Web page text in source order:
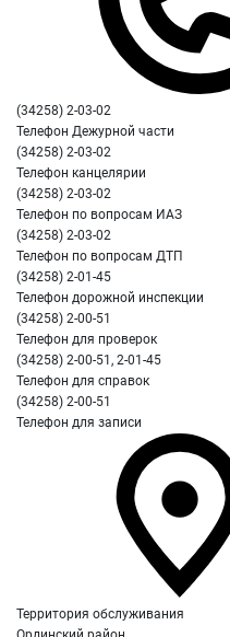
(34258) 2-03-02
Телефон Дежурной части
(34258) 2-03-02
Телефон канцелярии
(34258) 2-03-02
Телефон по вопросам ИАЗ
(34258) 2-03-02
Телефон по вопросам ДТП
(34258) 2-01-45
Телефон дорожной инспекции
(34258) 2-00-51
Телефон для проверок
(34258) 2-00-51, 2-01-45
Телефон для справок
(34258) 2-00-51
Телефон для записи
Территория обслуживания